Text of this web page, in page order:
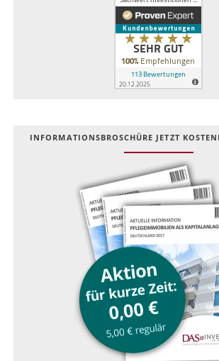
INFOR­MATIONS­BROSCHÜRE JETZT